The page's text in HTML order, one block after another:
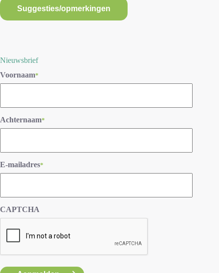
Suggesties/opmerkingen
Nieuwsbrief
Voornaam*
Achternaam*
E-mailadres*
CAPTCHA